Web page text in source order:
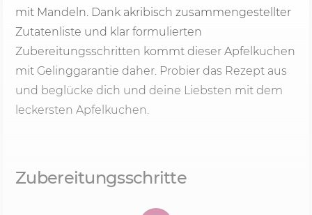
mit Mandeln. Dank akribisch zusammengestellter
Zutatenliste und klar formulierten
Zubereitungsschritten kommt dieser Apfelkuchen
mit Gelinggarantie daher. Probier das Rezept aus
und beglücke dich und deine Liebsten mit dem
leckersten Apfelkuchen.
Zubereitungsschritte